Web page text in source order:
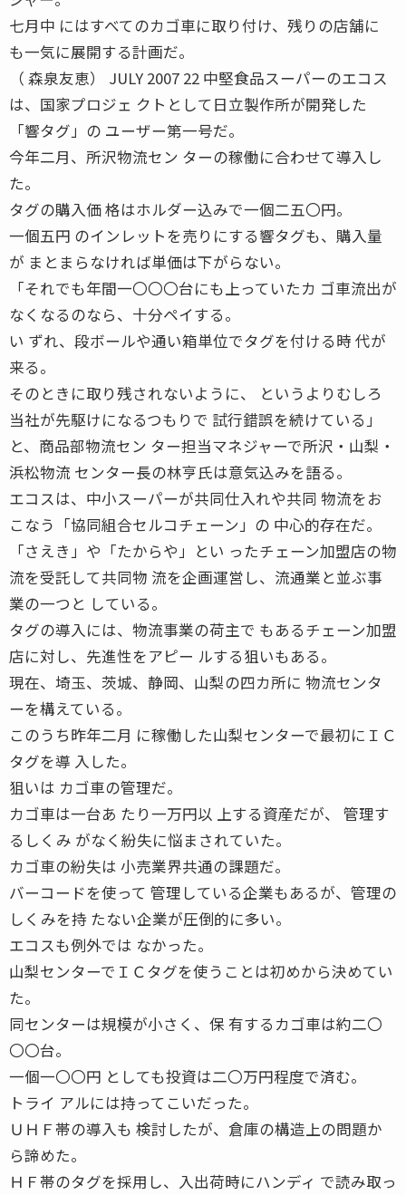
七月中 にはすべてのカゴ車に取り付け、残りの店舗に
も一気に展開する計画だ。
（ 森泉友恵） JULY 2007 22 中堅食品スーパーのエコス
は、国家プロジェ クトとして日立製作所が開発した
「響タグ」の ユーザー第一号だ。
今年二月、所沢物流セン ターの稼働に合わせて導入し
た。
タグの購入価 格はホルダー込みで一個二五〇円。
一個五円 のインレットを売りにする響タグも、購入量
が まとまらなければ単価は下がらない。
「それでも年間一〇〇〇台にも上っていたカ ゴ車流出が
なくなるのなら、十分ペイする。
い ずれ、段ボールや通い箱単位でタグを付ける時 代が
来る。
そのときに取り残されないように、 というよりむしろ
当社が先駆けになるつもりで 試行錯誤を続けている」
と、商品部物流セン ター担当マネジャーで所沢・山梨・
浜松物流 センター長の林亨氏は意気込みを語る。
エコスは、中小スーパーが共同仕入れや共同 物流をお
こなう「協同組合セルコチェーン」の 中心的存在だ。
「さえき」や「たからや」とい ったチェーン加盟店の物
流を受託して共同物 流を企画運営し、流通業と並ぶ事
業の一つと している。
タグの導入には、物流事業の荷主で もあるチェーン加盟
店に対し、先進性をアピー ルする狙いもある。
現在、埼玉、茨城、静岡、山梨の四カ所に 物流センタ
ーを構えている。
このうち昨年二月 に稼働した山梨センターで最初にＩＣ
タグを導 入した。
狙いは カゴ車の管理だ。
カゴ車は一台あ たり一万円以 上する資産だが、 管理す
るしくみ がなく紛失に悩まされていた。
カゴ車の紛失は 小売業界共通の課題だ。
バーコードを使って 管理している企業もあるが、管理の
しくみを持 たない企業が圧倒的に多い。
エコスも例外では なかった。
山梨センターでＩＣタグを使うことは初めから決めてい
た。
同センターは規模が小さく、保 有するカゴ車は約二〇
〇〇台。
一個一〇〇円 としても投資は二〇万円程度で済む。
トライ アルには持ってこいだった。
ＵＨＦ帯の導入も 検討したが、倉庫の構造上の問題か
ら諦めた。
ＨＦ帯のタグを採用し、入出荷時にハンディ で読み取っ